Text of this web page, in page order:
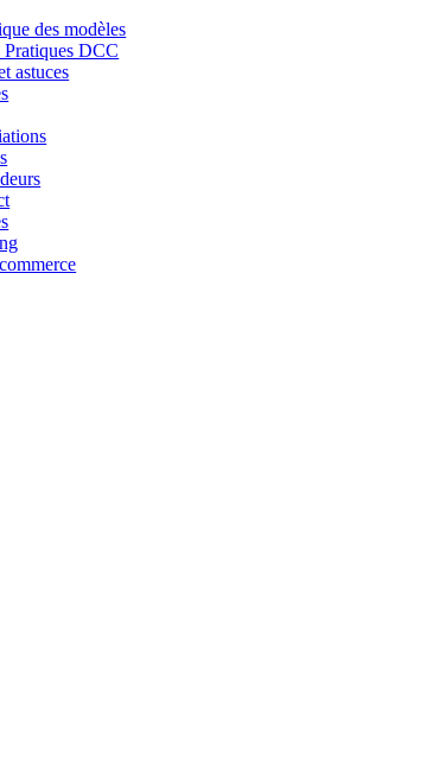
des modèles
Pratiques DCC
astuces